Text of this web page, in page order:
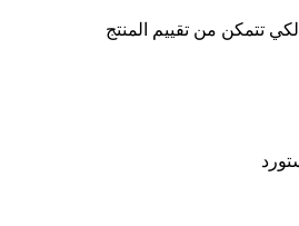
لكي تتمكن من تقييم المنتج